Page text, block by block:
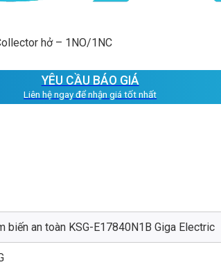
hở – 1NO/1NC
YÊU CẦU BÁO GIÁ
Liên hệ ngay để nhận giá tốt nhất
biến an toàn KSG-E17840N1B Giga Electric